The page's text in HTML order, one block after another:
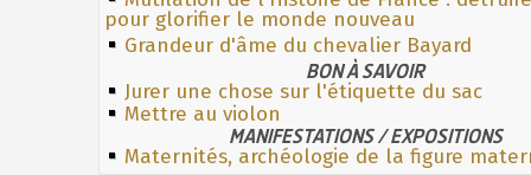
pour glorifier le monde nouveau
Grandeur d'âme du chevalier Bayard
BON À SAVOIR
Jurer une chose sur l'étiquette du sac
Mettre au violon
MANIFESTATIONS / EXPOSITIONS
Maternités, archéologie de la figure